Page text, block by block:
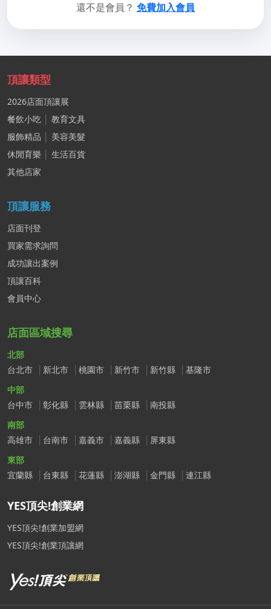
還不是會員？ 免費加入會員
頂讓類型
2026店面頂讓展
餐飲小吃
教育文具
服飾精品
美容美髮
休閒育樂
生活百貨
其他店家
頂讓服務
店面刊登
買家需求詢問
成功讓出案例
頂讓百科
會員中心
店面區域搜尋
北部
台北市
新北市 桃園市 新竹市 新竹縣
基隆市
中部
台中市
彰化縣 雲林縣 苗栗縣
南投縣
南部
高雄市
台南市 嘉義市 嘉義縣
屏東縣
東部
宜蘭縣
台東縣 花蓮縣 澎湖縣 金門縣 連江縣
YES頂尖!創業網
YES頂尖!創業加盟網
YES頂尖!創業頂讓網